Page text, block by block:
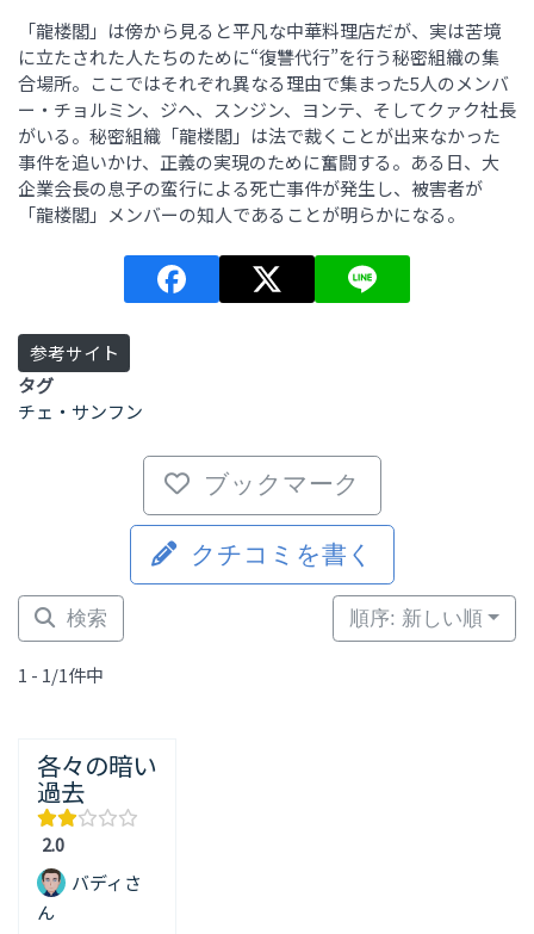
「龍楼閣」は傍から見ると平凡な中華料理店だが、実は苦境
に立たされた人たちのために“復讐代行”を行う秘密組織の集
合場所。ここではそれぞれ異なる理由で集まった5人のメンバ
ー・チョルミン、ジヘ、スンジン、ヨンテ、そしてクァク社長
がいる。秘密組織「龍楼閣」は法で裁くことが出来なかった
事件を追いかけ、正義の実現のために奮闘する。ある日、大
企業会長の息子の蛮行による死亡事件が発生し、被害者が
「龍楼閣」メンバーの知人であることが明らかになる。
参考サイト
タグ
チェ・サンフン
ブックマーク
クチコミを書く
検索
1 - 1/1件中
順序: 新しい順
各々の暗い
過去
2.0
バディさ
ん